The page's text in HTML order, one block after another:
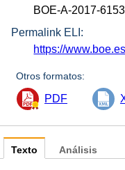
BOE-A-2017-6153
Permalink ELI:
https://
Otros formatos:
PDF
Texto Análisis